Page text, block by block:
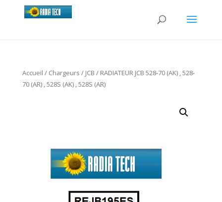
Accueil / Chargeurs / JCB / RADIATEUR JCB 528-70 (AK) , 528-
70 (AR) , 528S (AK) , 528S (AR)